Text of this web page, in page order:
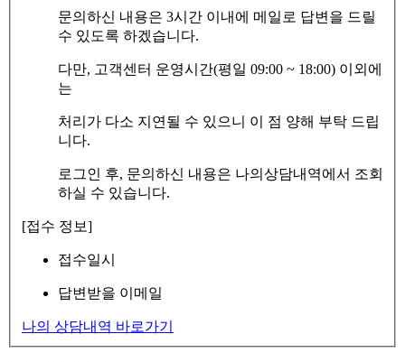
문의하신 내용은 3시간 이내에 메일로 답변을 드릴
수 있도록 하겠습니다.
다만, 고객센터 운영시간(평일 09:00 ~ 18:00) 이외에
는
처리가 다소 지연될 수 있으니 이 점 양해 부탁 드립
니다.
로그인 후, 문의하신 내용은 나의상담내역에서 조회
하실 수 있습니다.
[접수 정보]
접수일시
답변받을 이메일
나의 상담내역 바로가기